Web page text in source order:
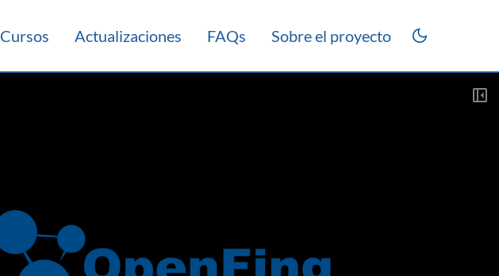
Cursos Actualizaciones FAQs Sobre el proyecto